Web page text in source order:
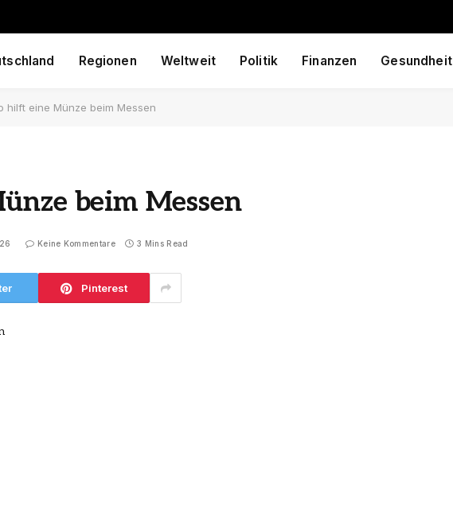
Regionen Weltweit Politik Finanzen Gesundheit
hilft eine Münze beim Messen
beim Messen
Keine Kommentare 3 Mins Read
Pinterest